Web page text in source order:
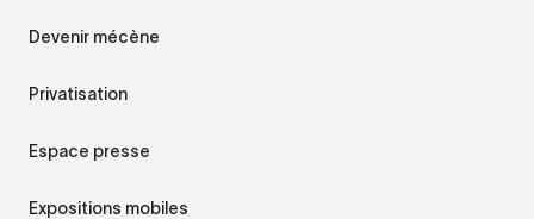
Devenir mécène
Privatisation
Espace presse
Expositions mobiles